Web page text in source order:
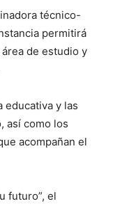
técnico-
permitirá
de estudio y
educativa y las
así como los
acompañan el
futuro”, el